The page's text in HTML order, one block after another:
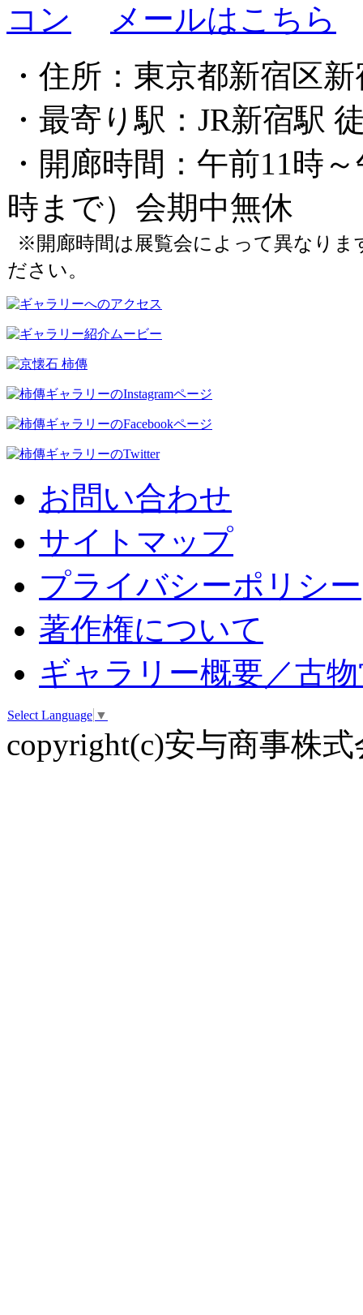
メールはこちら
・住所：東京都新宿区
・最寄り駅：JR新宿駅
・開廊時間：午前11時
時まで）会期中無休
※開廊時間は展覧会によって異なりま
ださい。
お問い合わせ
サイトマップ
プライバシーポリシー
著作権について
ギャラリー概要／古
Select Language ▼
copyright(c)安与商事株式